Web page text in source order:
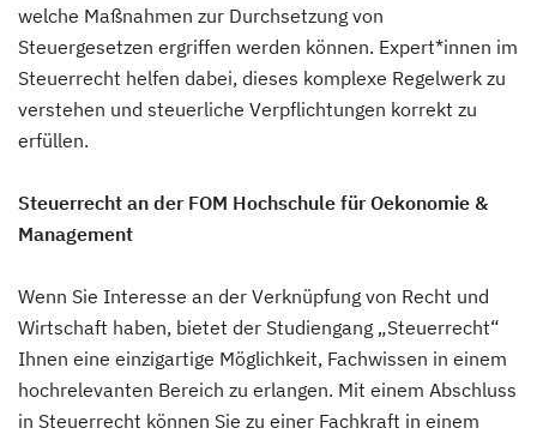
welche Maßnahmen zur Durchsetzung von
Steuergesetzen ergriffen werden können. Expert*innen im
Steuerrecht helfen dabei, dieses komplexe Regelwerk zu
verstehen und steuerliche Verpflichtungen korrekt zu
erfüllen.
Steuerrecht an der FOM Hochschule für Oekonomie &
Management
Wenn Sie Interesse an der Verknüpfung von Recht und
Wirtschaft haben, bietet der Studiengang „Steuerrecht“
Ihnen eine einzigartige Möglichkeit, Fachwissen in einem
hochrelevanten Bereich zu erlangen. Mit einem Abschluss
in Steuerrecht können Sie zu einer Fachkraft in einem